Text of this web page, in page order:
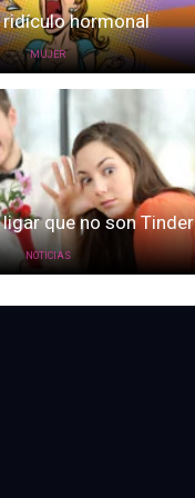
hormonal
MUJER
que no son Tinder
NOTICIAS